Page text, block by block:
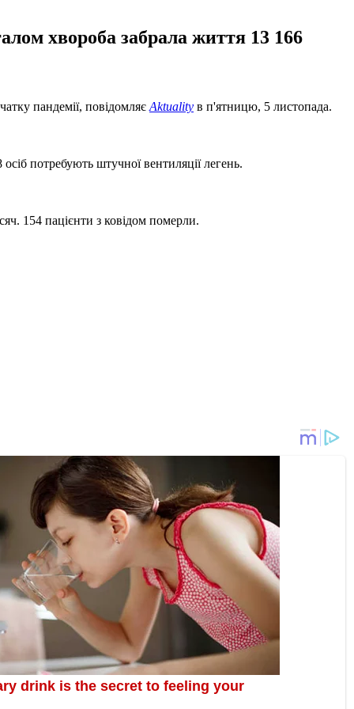
хвороба забрала життя 13 166
пандемії, повідомляє Aktuality в п'ятницю, 5 листопада.
потребують штучної вентиляції легень.
154 пацієнти з ковідом померли.